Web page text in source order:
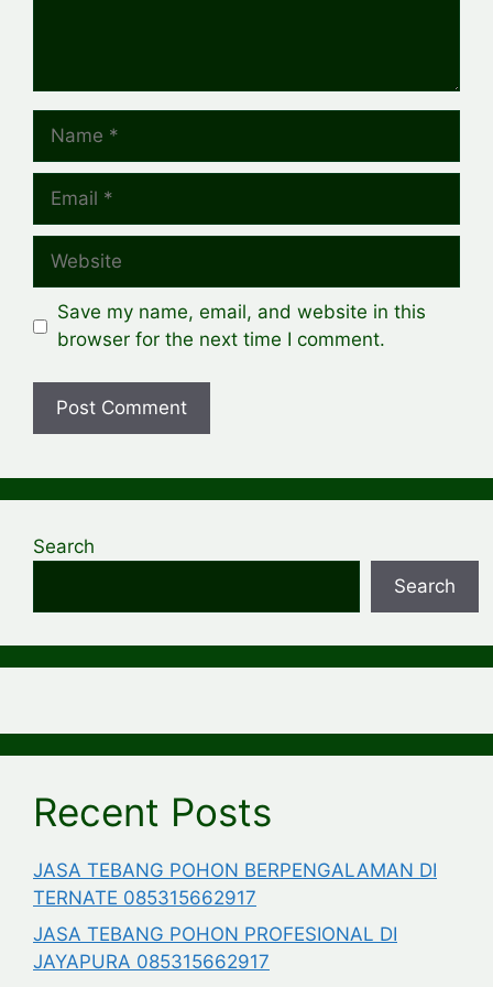
Name
Email
Website
Save my name, email, and website in this
browser for the next time I comment.
Search
Search
Recent Posts
JASA TEBANG POHON BERPENGALAMAN DI
TERNATE 085315662917
JASA TEBANG POHON PROFESIONAL DI
JAYAPURA 085315662917